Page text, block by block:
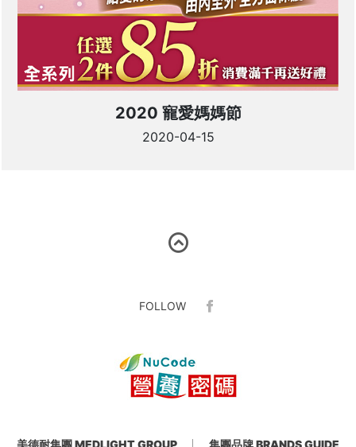
2020 寵愛媽媽節
2020-04-15
美德耐集團 MEDLIGHT GROUP 集團品牌 BRANDS GUIDE
FOLLOW